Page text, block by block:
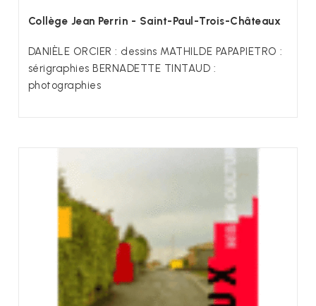
Collège Jean Perrin - Saint-Paul-Trois-Châteaux
DANIÈLE ORCIER : dessins MATHILDE PAPAPIETRO :
sérigraphies BERNADETTE TINTAUD :
photographies